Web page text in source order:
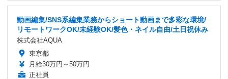
動画編集/SNS系編集業務からショート動画まで多彩な環境/
リモートワークOK/未経験OK/髪色・ネイル自由/土日祝休み
株式会社AQUA
東京都
月給30万円～50万円
正社員